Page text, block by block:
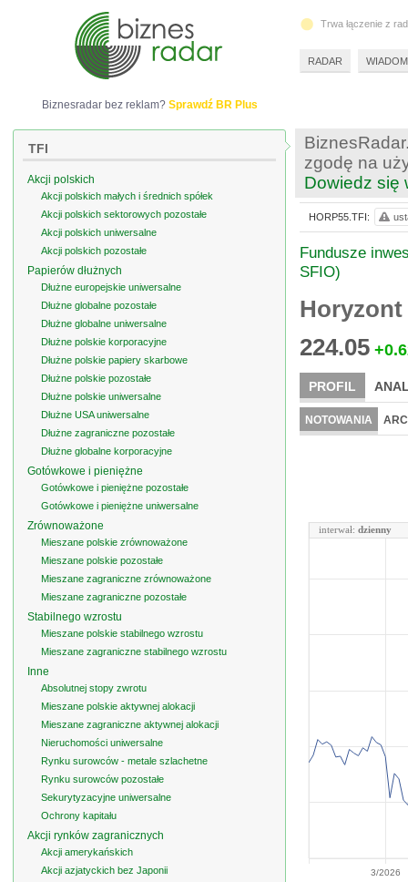
zgodę na
Dowiedz się
Fundusze
SFIO)
Horyzont
224.05
PROFIL
NOTOWANIA
3/2026
interwał: dzienny
HORP55.TFI:
Biznesradar bez reklam? Sprawdź BR Plus
TFI
Akcji polskich
Akcji polskich małych i średnich spółek
Akcji polskich sektorowych pozostałe
Akcji polskich uniwersalne
Akcji polskich pozostałe
Papierów dłużnych
Dłużne europejskie uniwersalne
Dłużne globalne pozostałe
Dłużne globalne uniwersalne
Dłużne polskie korporacyjne
Dłużne polskie papiery skarbowe
Dłużne polskie pozostałe
Dłużne polskie uniwersalne
Dłużne USA uniwersalne
Dłużne zagraniczne pozostałe
Dłużne globalne korporacyjne
Gotówkowe i pieniężne
Gotówkowe i pieniężne pozostałe
Gotówkowe i pieniężne uniwersalne
Zrównoważone
Mieszane polskie zrównoważone
Mieszane polskie pozostałe
Mieszane zagraniczne zrównoważone
Mieszane zagraniczne pozostałe
Stabilnego wzrostu
Mieszane polskie stabilnego wzrostu
Mieszane zagraniczne stabilnego wzrostu
Inne
Absolutnej stopy zwrotu
Mieszane polskie aktywnej alokacji
Mieszane zagraniczne aktywnej alokacji
Nieruchomości uniwersalne
Rynku surowców - metale szlachetne
Rynku surowców pozostałe
Sekurytyzacyjne uniwersalne
Ochrony kapitału
Akcji rynków zagranicznych
Akcji amerykańskich
Akcji azjatyckich bez Japonii
Trwa łączenie z
RADAR